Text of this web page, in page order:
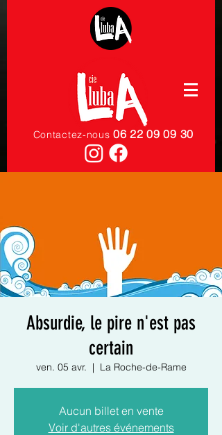
Contactez-nous 06 22 09 09 30
Absurdie, le pire n'est pas
certain
ven. 05 avr.
  |
La Roche-de-Rame
Aucun billet en vente
Voir d'autres événements